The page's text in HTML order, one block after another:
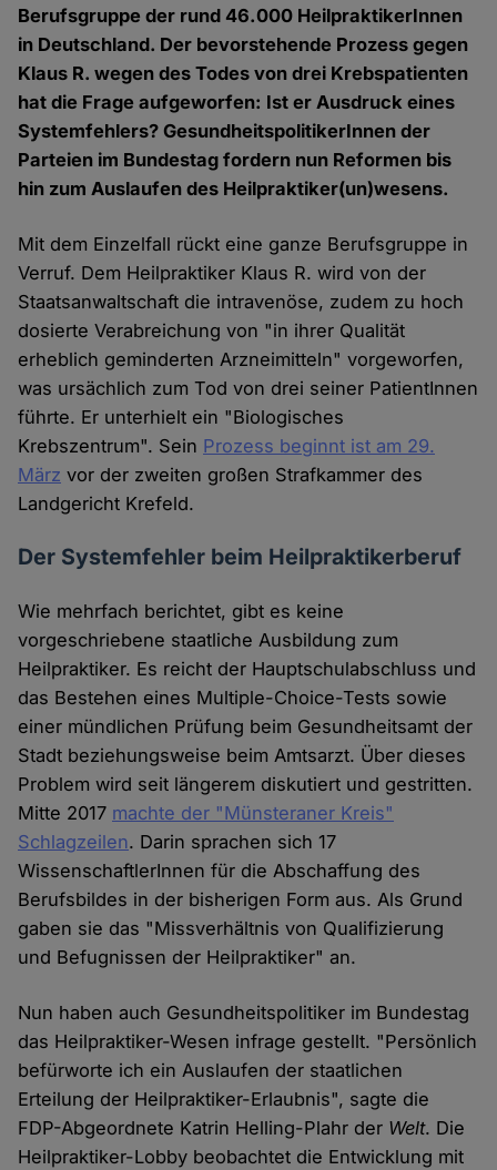
Berufsgruppe der rund 46.000 HeilpraktikerInnen
in Deutschland. Der bevorstehende Prozess gegen
Klaus R. wegen des Todes von drei Krebspatienten
hat die Frage aufgeworfen: Ist er Ausdruck eines
Systemfehlers? GesundheitspolitikerInnen der
Parteien im Bundestag fordern nun Reformen bis
hin zum Auslaufen des Heilpraktiker(un)wesens.
Mit dem Einzelfall rückt eine ganze Berufsgruppe in
Verruf. Dem Heilpraktiker Klaus R. wird von der
Staatsanwaltschaft die intravenöse, zudem zu hoch
dosierte Verabreichung von "in ihrer Qualität
erheblich geminderten Arzneimitteln" vorgeworfen,
was ursächlich zum Tod von drei seiner PatientInnen
führte. Er unterhielt ein "Biologisches
Krebszentrum". Sein Prozess beginnt ist am 29.
März vor der zweiten großen Strafkammer des
Landgericht Krefeld.
Der Systemfehler beim Heilpraktikerberuf
Wie mehrfach berichtet, gibt es keine
vorgeschriebene staatliche Ausbildung zum
Heilpraktiker. Es reicht der Hauptschulabschluss und
das Bestehen eines Multiple-Choice-Tests sowie
einer mündlichen Prüfung beim Gesundheitsamt der
Stadt beziehungsweise beim Amtsarzt. Über dieses
Problem wird seit längerem diskutiert und gestritten.
Mitte 2017 machte der "Münsteraner Kreis"
Schlagzeilen. Darin sprachen sich 17
WissenschaftlerInnen für die Abschaffung des
Berufsbildes in der bisherigen Form aus. Als Grund
gaben sie das "Missverhältnis von Qualifizierung
und Befugnissen der Heilpraktiker" an.
Nun haben auch Gesundheitspolitiker im Bundestag
das Heilpraktiker-Wesen infrage gestellt. "Persönlich
befürworte ich ein Auslaufen der staatlichen
Erteilung der Heilpraktiker-Erlaubnis", sagte die
FDP-Abgeordnete Katrin Helling-Plahr der Welt. Die
Heilpraktiker-Lobby beobachtet die Entwicklung mit